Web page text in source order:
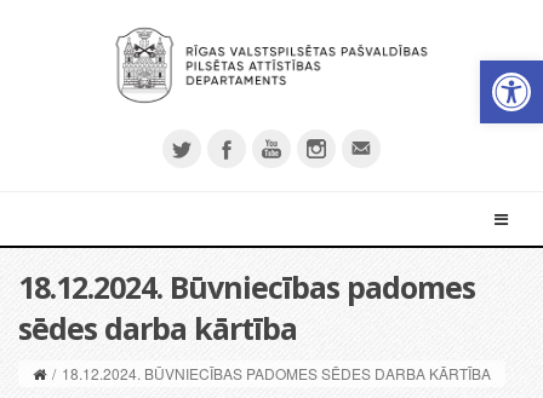
18.12.2024. Būvniecības padomes
sēdes darba kārtība
/ 18.12.2024. BŪVNIECĪBAS PADOMES SĒDES DARBA KĀRTĪBA